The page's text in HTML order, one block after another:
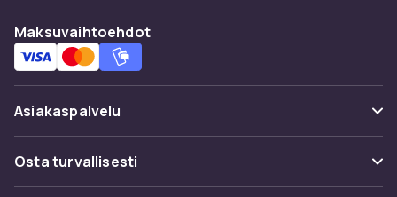
aurinkopuuterilla
korostustuotteilla
CDONilta ja nauti nopeasta toimituksesta.
Maksuvaihtoehdot
Asiakaspalvelu
Usein kysyttyä (UKK)
Seuraa pakettia
Osta turvallisesti